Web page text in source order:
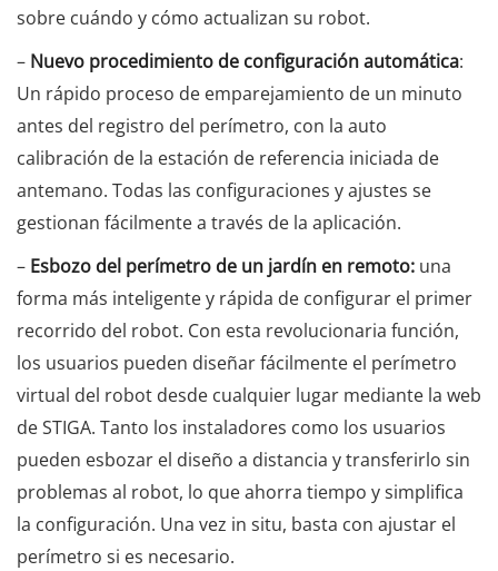
sobre cuándo y cómo actualizan su robot.
– Nuevo procedimiento de configuración automática:
Un rápido proceso de emparejamiento de un minuto
antes del registro del perímetro, con la auto
calibración de la estación de referencia iniciada de
antemano. Todas las configuraciones y ajustes se
gestionan fácilmente a través de la aplicación.
– Esbozo del perímetro de un jardín en remoto: una
forma más inteligente y rápida de configurar el primer
recorrido del robot. Con esta revolucionaria función,
los usuarios pueden diseñar fácilmente el perímetro
virtual del robot desde cualquier lugar mediante la web
de STIGA. Tanto los instaladores como los usuarios
pueden esbozar el diseño a distancia y transferirlo sin
problemas al robot, lo que ahorra tiempo y simplifica
la configuración. Una vez in situ, basta con ajustar el
perímetro si es necesario.